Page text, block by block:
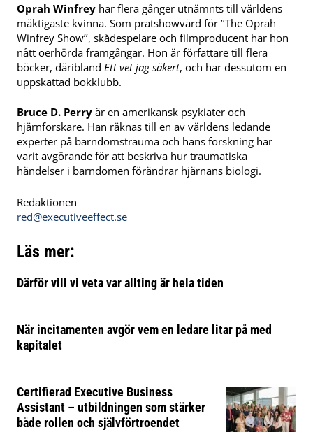
Oprah Winfrey har flera gånger ut­nämnts till världens
mäktigaste kvinna. Som pratshowvärd för ’’The Oprah
Winfrey Show’’, skådespelare och filmproducent har hon
nått oerhörda framgångar. Hon är författare till fle­ra
böcker, däribland Ett vet jag säkert, och har dessutom en
uppskattad bokklubb.
Bruce D. Perry är en amerikansk psykiater och
hjärnforskare. Han räknas till en av världens ledande
experter på barndoms­trauma och hans forskning har
varit avgörande för att beskriva hur traumatiska
händelser i barndomen förändrar hjärnans biologi.
Redaktionen
red@executiveeffect.se
Läs mer:
Därför vill vi veta var allting är hela tiden
När incitamenten avgör vem en ledare litar på med
kapitalet
Certifierad Executive Business
Assistant – utbildningen som stärker
både rollen och självförtroendet